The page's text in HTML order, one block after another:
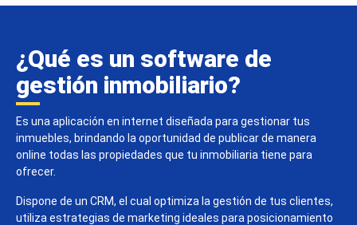
¿Qué es un software de
gestión inmobiliario?
Es una aplicación en internet diseñada para gestionar tus
inmuebles, brindando la oportunidad de publicar de manera
online todas las propiedades que tu inmobiliaria tiene para
ofrecer.
Dispone de un CRM, el cual optimiza la gestión de tus clientes,
utiliza estrategias de marketing ideales para posicionamiento